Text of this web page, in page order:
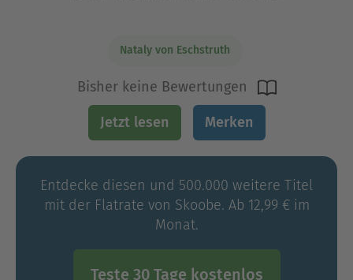
Nataly von Eschstruth
Bisher keine Bewertungen
Jetzt lesen Merken
Entdecke diesen und 500.000 weitere Titel
mit der Flatrate von Skoobe. Ab 12,99 € im
Monat.
Teste 30 Tage kostenlos